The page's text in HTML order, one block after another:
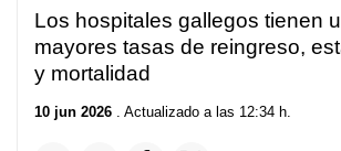
Los hospitales gallegos tienen
mayores tasas de reingreso,
y mortalidad
10 jun 2026 . Actualizado a las 12:34 h.